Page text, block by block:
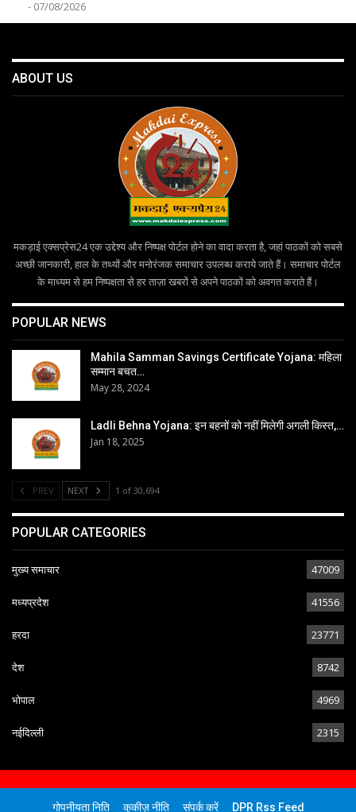
- 07/08/2026
ABOUT US
मकड़ाई एक्सप्रेस24 एक उद्देश्य और निष्पक्ष पोर्टल होने का वादा करता है, जहां पाठकों को सबसे
अच्छी जानकारी, हाल के तथ्यों और मनोरंजक समाचार उपलब्ध कराये जाते हैं। समाचार पोर्टल
के माध्यम से हम निष्पक्षता से हर ताज़ा खबरों से अपने पाठकों को अवगत कराते हैं।
POPULAR NEWS
Mahila Samman Savings Certificate Yojana: महिला
सम्मान बचत…
May 28, 2024
Ladli Behna Yojana: इन बहनों को नहीं मिलेगी अगली किस्त,…
Jan 18, 2025
PREV NEXT 1 of 30,694
POPULAR CATEGORIES
मुख्य समाचार 47009
मध्यप्रदेश 41556
हरदा 23771
देश 8742
भोपाल 4969
नईदिल्ली 2315
गोपनीयता निति कुकीज़ नीति संपर्क करें DPR Rss Feed